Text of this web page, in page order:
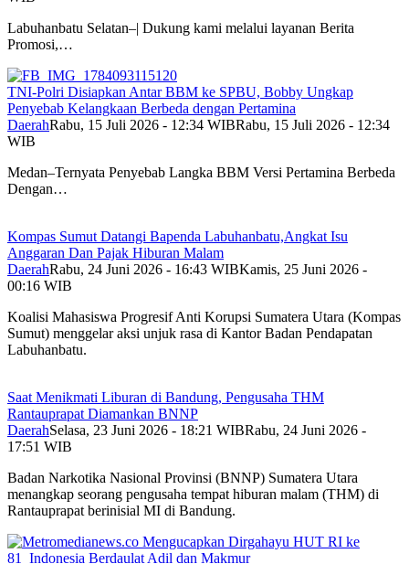
Labuhanbatu Selatan–| Dukung kami melalui layanan Berita
Promosi,…
TNI-Polri Disiapkan Antar BBM ke SPBU, Bobby Ungkap
Penyebab Kelangkaan Berbeda dengan Pertamina
DaerahRabu, 15 Juli 2026 - 12:34 WIBRabu, 15 Juli 2026 - 12:34
WIB
Medan–Ternyata Penyebab Langka BBM Versi Pertamina Berbeda
Dengan…
Kompas Sumut Datangi Bapenda Labuhanbatu,Angkat Isu
Anggaran Dan Pajak Hiburan Malam
DaerahRabu, 24 Juni 2026 - 16:43 WIBKamis, 25 Juni 2026 -
00:16 WIB
Koalisi Mahasiswa Progresif Anti Korupsi Sumatera Utara (Kompas
Sumut) menggelar aksi unjuk rasa di Kantor Badan Pendapatan
Labuhanbatu.
Saat Menikmati Liburan di Bandung, Pengusaha THM
Rantauprapat Diamankan BNNP
DaerahSelasa, 23 Juni 2026 - 18:21 WIBRabu, 24 Juni 2026 -
17:51 WIB
Badan Narkotika Nasional Provinsi (BNNP) Sumatera Utara
menangkap seorang pengusaha tempat hiburan malam (THM) di
Rantauprapat berinisial MI di Bandung.